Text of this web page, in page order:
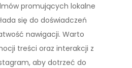
promujących lokalne
się do doświadczeń
nawigacji. Warto
treści oraz interakcji z
aby dotrzeć do